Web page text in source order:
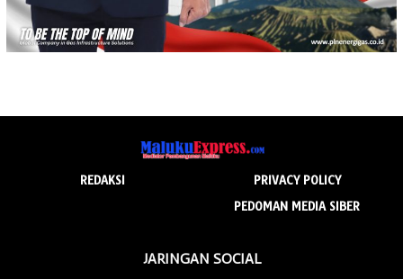
REDAKSI
PRIVACY POLICY
PEDOMAN MEDIA SIBER
JARINGAN SOCIAL